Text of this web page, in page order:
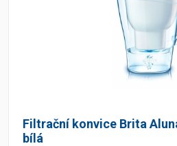
Filtrační konvice Brita
bílá